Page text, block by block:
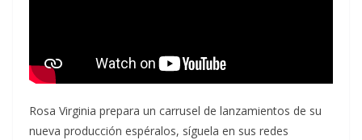
Rosa Virginia prepara un carrusel de lanzamientos de su
nueva producción espéralos, síguela en sus redes